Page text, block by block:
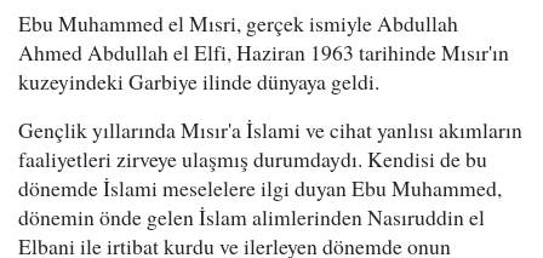
Ebu Muhammed el Mısri, gerçek ismiyle Abdullah
Ahmed Abdullah el Elfi, Haziran 1963 tarihinde Mısır'ın
kuzeyindeki Garbiye ilinde dünyaya geldi.
Gençlik yıllarında Mısır'a İslami ve cihat yanlısı akımların
faaliyetleri zirveye ulaşmış durumdaydı. Kendisi de bu
dönemde İslami meselelere ilgi duyan Ebu Muhammed,
dönemin önde gelen İslam alimlerinden Nasıruddin el
Elbani ile irtibat kurdu ve ilerleyen dönemde onun